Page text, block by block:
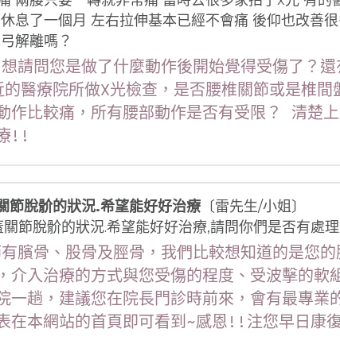
息了一個月 左右拉伸基本已經不會痛 後仰也改善
解離嗎？
問您是做了什麼動作後開始覺得受傷了？還
醫療院所做X光檢查，是否腰椎關節或是椎
作比較痛，所有腰部動作是否有受限？ 清楚
!!
節脫骱的狀況.希望能好好治療〔雷先生/小姐〕
節脫骱的狀況.希望能好好治療,請問你們是否有處
骨、股骨及脛骨，我們比較想知道的是您的
介入治療的方式與您受傷的程度、受波擊的軟
一趟，建議您在院長門診時前來，會有最專
在本網站的首頁即可看到~感恩!!注您早日康